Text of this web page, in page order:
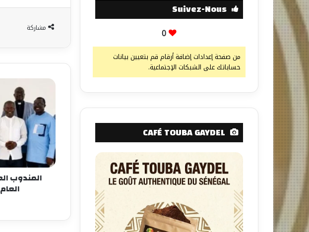
مشاركة
المندوب
Suivez-Nous
0
من صفحة إعدادات إضافة أرقام قم بتعيين بيانات
حساباتك على الشبكات الإجتماعية.
CAFÉ TOUBA GAYDEL